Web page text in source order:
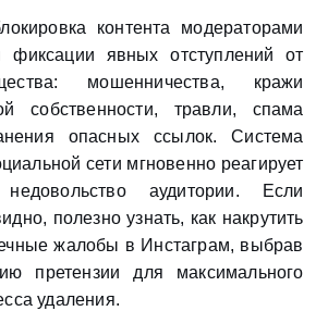
контента модераторами
фиксации явных отступлений от
мошенничества, кражи
собственности, травли, спама
опасных ссылок. Система
сети мгновенно реагирует
аудитории. Если
полезно узнать, как накрутить
жалобы в Инстаграм, выбрав
претензии для максимального
удаления.